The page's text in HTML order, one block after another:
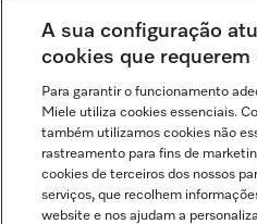
Miele no Instagram
Miele no Facebook
Miele no Youtube
A sua configuração
cookies que
Para garantir o funcionamento
Miele utiliza cookies essenciais.
também utilizamos cookies não
rastreamento para fins de
cookies de terceiros dos nossos
serviços, que recolhem
website e nos ajudam a